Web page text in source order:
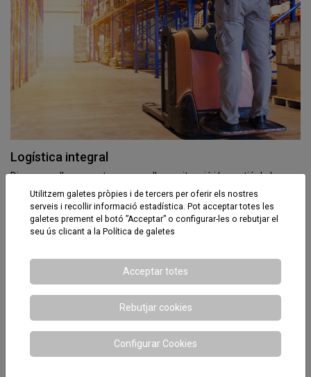
Logística integral
Disposem d'un magatzem per a l'organització i la gestió de la
logística integral de tots els sectors amb l'objectiu que el producte
arribi al client.
Utilitzem galetes pròpies i de tercers per oferir els nostres
serveis i recollir informació estadística. Pot acceptar totes les
galetes prement el botó ”Acceptar” o configurar-les o rebutjar el
seu ús clicant a la Política de galetes
Acceptar totes
Rebutjar cookies
Configurar Cookies